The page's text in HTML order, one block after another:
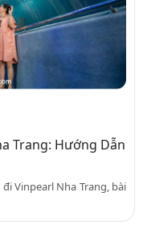
Trang: Hướng Dẫn
Vinpearl Nha Trang, bài